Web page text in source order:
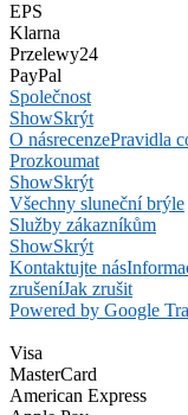
EPS
Klarna
Przelewy24
PayPal
Společnost
ShowSkrýt
O násrecenzePravidla
Prozkoumat
ShowSkrýt
Všechny sluneční brýle
Služby zákazníkům
ShowSkrýt
Kontaktujte nás
zrušeníJak zrušit
Powered by Google
Visa
MasterCard
American Express